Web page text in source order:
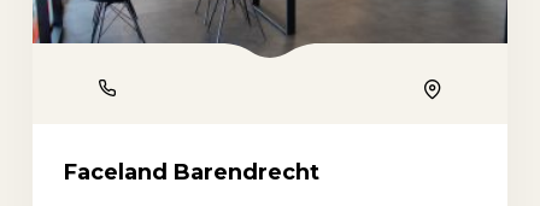
Faceland Barendrecht